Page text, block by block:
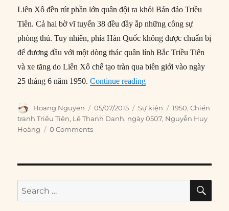
Liên Xô đền rút phần lớn quân đội ra khỏi Bán đảo Triều
Tiên. Cả hai bờ vĩ tuyến 38 đều đầy ắp những công sự
phòng thủ. Tuy nhiên, phía Hàn Quốc không được chuẩn bị
để đương đầu với một dòng thác quân lính Bắc Triều Tiên
và xe tăng do Liên Xô chế tạo tràn qua biên giới vào ngày
25 tháng 6 năm 1950.Continue reading“05/07/1950: Lính Mỹ
Author
Hoang Nguyen
Posted
on
05/07/2015 Categories
Sự kiện Tags
1950,Chiến
tranh Triều Tiên, Lê Thanh Danh, ngày 0507, Nguyễn Huy
Hoàng
0 Comments
Search
for: